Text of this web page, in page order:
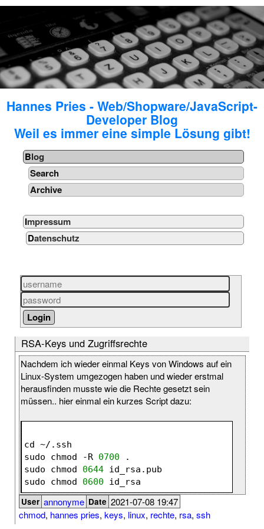
Hannes Pries - Web/Shopware/JavaScript-
Developer Blog
Weil es immer eine simple Lösung gibt!
Blog
Search
Archive
Impressum
Datenschutz
RSA-Keys und Zugriffsrechte
Nachdem ich wieder einmal Keys von Windows auf ein
Linux-System umgezogen haben und wieder erstmal
herausfinden musste wie die Rechte gesetzt sein
müssen.. hier einmal ein kurzes Script dazu:
cd ~/.ssh
sudo chmod -R 0700 .
sudo chmod 0644 id_rsa.pub
sudo chmod 0600 id_rsa
User annonyme Date 2021-07-08 19:47
chmod, hannes pries, keys, linux, rechte, rsa, ssh